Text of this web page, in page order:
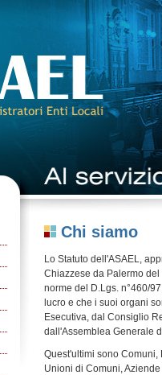
Chi siamo
Lo Statuto dell'ASAEL,
Chiazzese da Palermo
norme del D.Lgs. n°460/
lucro e che i suoi organi
Esecutiva, dal Consiglio
dall'Assemblea Generale
Quest'ultimi sono Comuni,
Unioni di Comuni,